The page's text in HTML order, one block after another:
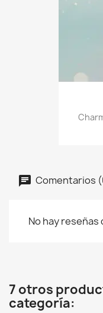
Comentarios
No hay
7 otros
categoría: